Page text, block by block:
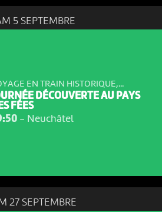
COOKIES
sur le culturoscoPe site vous
de cookies. Les cookies nous
trafic, d’affiner les contenus mis à
les acteurs·trices culturel·le·s sur
Plus d'infos
5 SEPTEMBRE
EN TRAIN HISTORIQUE,...
DÉCOUVERTE AU PAYS
FÉES
- Neuchâtel
27 SEPTEMBRE